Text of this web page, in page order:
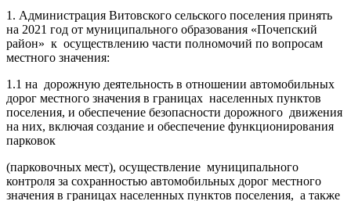
1. Администрация Витовского сельского поселения принять
на 2021 год от муниципального образования «Почепский
район» к осуществлению части полномочий по вопросам
местного значения:
1.1 на дорожную деятельность в отношении автомобильных
дорог местного значения в границах населенных пунктов
поселения, и обеспечение безопасности дорожного движения
на них, включая создание и обеспечение функционирования
парковок
(парковочных мест), осуществление муниципального
контроля за сохранностью автомобильных дорог местного
значения в границах населенных пунктов поселения, а также